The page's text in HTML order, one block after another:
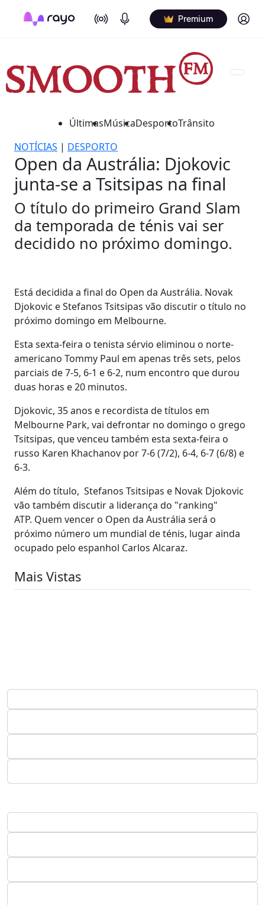
On Air Podcasts Premium Log in
ÚltimasMúsicaDesportoTrânsito
NOTÍCIAS | DESPORTO
Open da Austrália: Djokovic
junta-se a Tsitsipas na final
O título do primeiro Grand Slam
da temporada de ténis vai ser
decidido no próximo domingo.
Está decidida a final do Open da Austrália. Novak
Djokovic e Stefanos Tsitsipas vão discutir o título no
próximo domingo em Melbourne.
Esta sexta-feira o tenista sérvio eliminou o norte-
americano Tommy Paul em apenas três sets, pelos
parciais de 7-5, 6-1 e 6-2, num encontro que durou
duas horas e 20 minutos.
Djokovic, 35 anos e recordista de títulos em
Melbourne Park, vai defrontar no domingo o grego
Tsitsipas, que venceu também esta sexta-feira o
russo Karen Khachanov por 7-6 (7/2), 6-4, 6-7 (6/8) e
6-3.
Além do título, Stefanos Tsitsipas e Novak Djokovic
vão também discutir a liderança do "ranking"
ATP. Quem vencer o Open da Austrália será o
próximo número um mundial de ténis, lugar ainda
ocupado pelo espanhol Carlos Alcaraz.
Mais Vistas